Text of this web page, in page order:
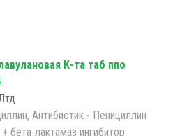
К-та таб ппо
Антибиотик - Пенициллин
бета-лактамаз ингибитор